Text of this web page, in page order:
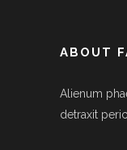
ABOUT
Alienum
detraxit